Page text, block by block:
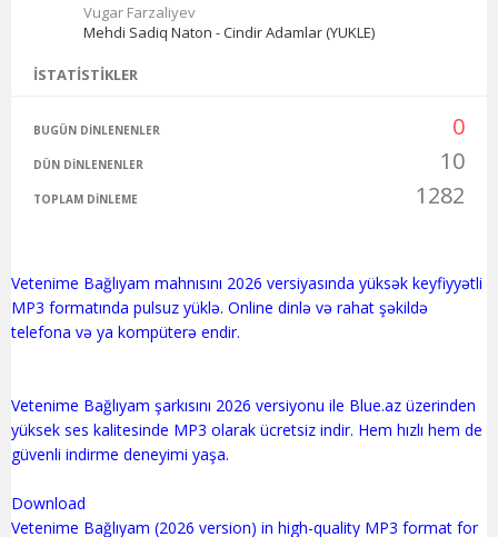
Vugar Farzaliyev
Mehdi Sadiq Naton - Cindir Adamlar (YUKLE)
İSTATISTIKLER
BUGÜN DINLENENLER 0
DÜN DINLENENLER 10
TOPLAM DINLEME 1282
Vetenime Bağlıyam mahnısını 2026 versiyasında yüksək keyfiyyətli
MP3 formatında pulsuz yüklə. Online dinlə və rahat şəkildə
telefona və ya kompüterə endir.
Vetenime Bağlıyam şarkısını 2026 versiyonu ile Blue.az üzerinden
yüksek ses kalitesinde MP3 olarak ücretsiz indir. Hem hızlı hem de
güvenli indirme deneyimi yaşa.
Download
Vetenime Bağlıyam (2026 version) in high-quality MP3 format for